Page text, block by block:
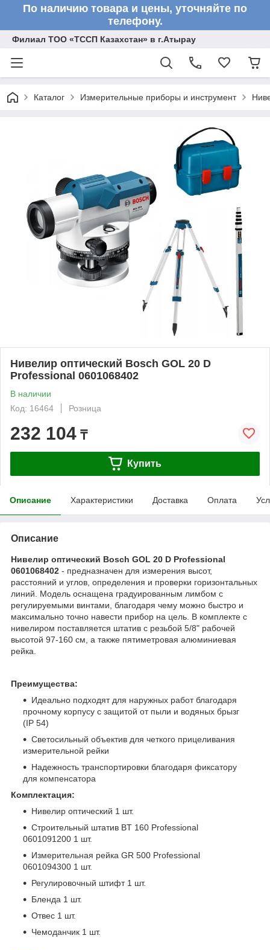
По наличию товара и цены, уточняйте по
телефону.
Филиал ТОО «ТССП Казахстан» в г.Атырау
Каталог Измерительные приборы и инструмент
Нивелир оптический Bosch GOL 20 D
Professional 0601068402
В наличии
Код: 16464
Розница
232 104 ₸
Купить
Описание Характеристики Доставка Оплата
Описание
Нивелир оптический Bosch GOL 20 D Professional
0601068402 - предназначен для измерения высот,
расстояний и углов, определения и проверки горизонтальных
линий. Модель оснащена градуированным лимбом с
регулируемыми винтами, благодаря чему можно быстро и
максимально точно навести прибор на цель. В комплекте с
нивелиром поставляется штатив с резьбой 5/8" рабочей
высотой 97-160 см, а также пятиметровая алюминиевая
рейка.
Преимущества:
Идеально подходят для наружных работ благодаря
прочному корпусу с защитой от пыли и водяных брызг
(IP 54)
Светосильный объектив для четкого прицеливания
измерительной рейки
Надежность транспортировки благодаря фиксатору
для компенсатора
Комплектация:
Нивелир оптический 1 шт.
Строительный штатив BT 160 Professional
0601091200 1 шт.
Измерительная рейка GR 500 Professional
0601094300 1 шт.
Регулировочный штифт 1 шт.
Бленда 1 шт.
Отвес 1 шт.
Чемоданчик 1 шт.